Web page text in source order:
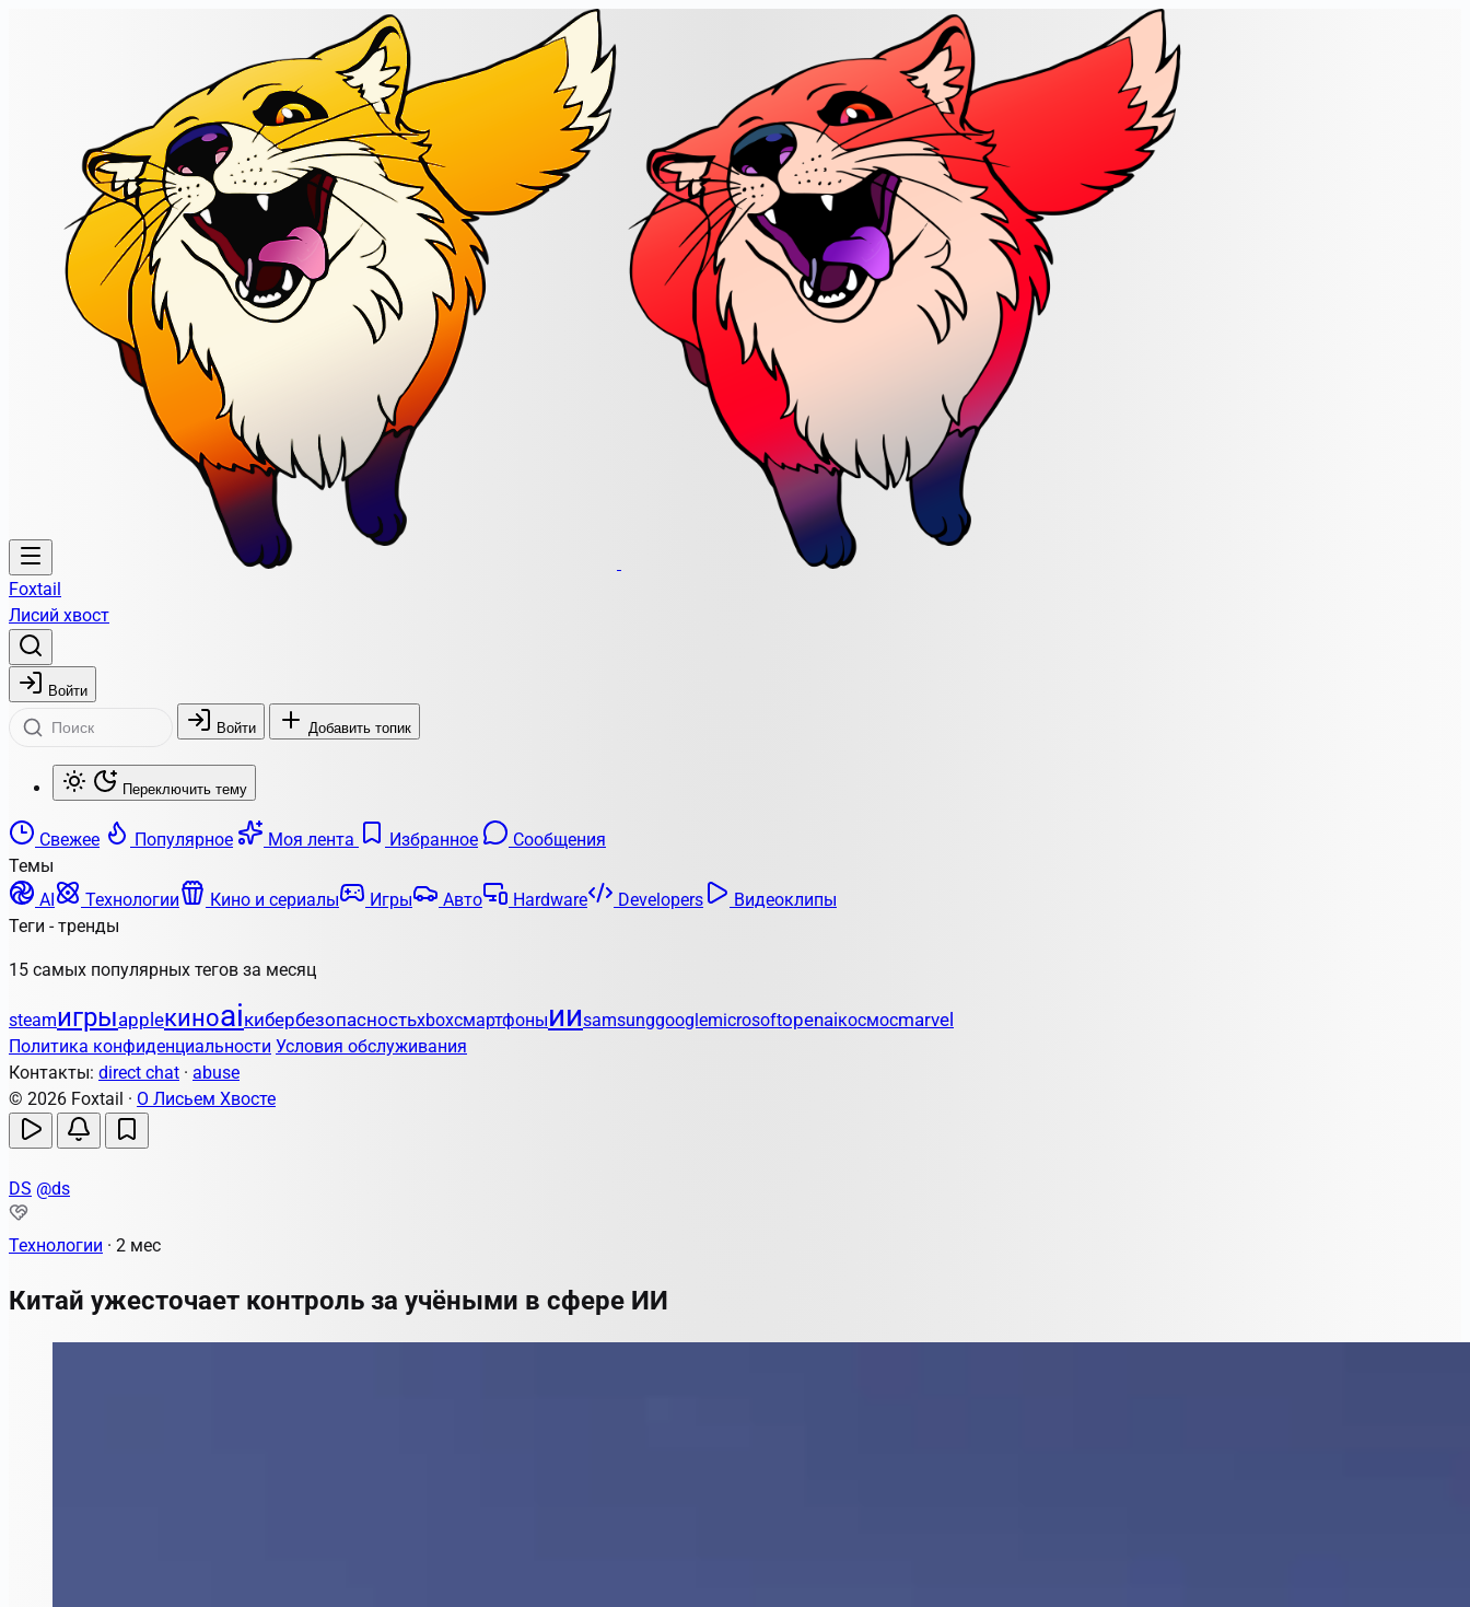
Foxtail
Лисий хвост
Войти
Войти Добавить топик
Переключить тему
Свежее Популярное Моя лента Избранное
Сообщения
Темы
AI
Технологии Кино и сериалы Игры Авто Hardware Developers
Видеоклипы
Теги - тренды
15 самых популярных тегов за месяц
steamигрыappleкиноaiкибербезопасностьxboxсмартфоныииsamsunggooglemicrosoftopenaiкосмосmarvel
Политика конфиденциальности Условия обслуживания
Контакты: direct chat · abuse
© 2026 Foxtail · О Лисьем Хвосте
DS @ds
Технологии · 2 мес
Китай ужесточает контроль за учёными в сфере ИИ